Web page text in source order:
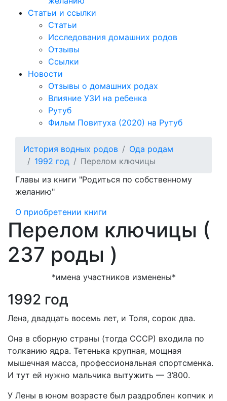
Статьи и ссылки
Статьи
Исследования домашних родов
Отзывы
Ссылки
Новости
Отзывы о домашних родах
Влияние УЗИ на ребенка
Рутуб
Фильм Повитуха (2020) на Рутуб
История водных родов
Ода родам
1992 год
Перелом ключицы
Главы из книги "Родиться по собственному
желанию"
О приобретении книги
Перелом ключицы (
237 роды )
*имена участников изменены*
1992 год
Лена, двадцать восемь лет, и Толя, сорок два.
Она в сборную страны (тогда СССР) входила по
толканию ядра. Тетенька крупная, мощная
мышечная масса, профессиональная спортсменка.
И тут ей нужно мальчика вытужить — 3’800.
У Лены в юном возрасте был раздроблен копчик и